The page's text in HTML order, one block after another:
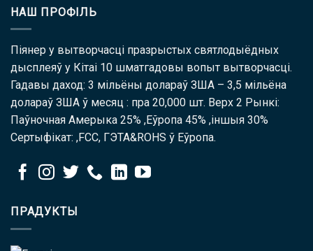
НАШ ПРОФІЛЬ
Піянер у вытворчасці празрыстых святлодыёдных
дысплеяў у Кітаі 10 шматгадовы вопыт вытворчасці.
Гадавы даход: 3 мільёны долараў ЗША – 3,5 мільёна
долараў ЗША ў месяц : пра 20,000 шт. Верх 2 Рынкі:
Паўночная Амерыка 25% ,Еўропа 45% ,іншыя 30%
Сертыфікат: ,FCC, ГЭТА&ROHS ў Eўропа.
ПРАДУКТЫ